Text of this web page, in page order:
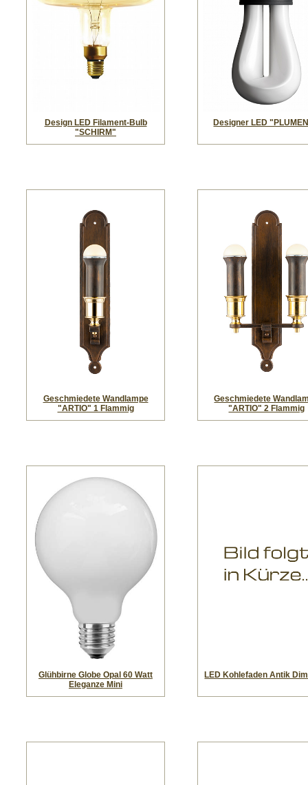
Design LED Filament-Bulb
"SCHIRM"
Designer LED
Geschmiedete Wandlampe
"ARTIO" 1 Flammig
Geschmiedete
"ARTIO" 2 Flammig
Glühbirne Globe Opal 60 Watt
Eleganze Mini
LED Kohlefaden Antik